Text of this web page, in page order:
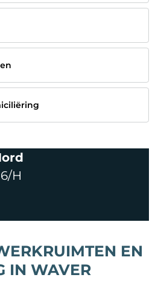
H
EN
IN WAVER